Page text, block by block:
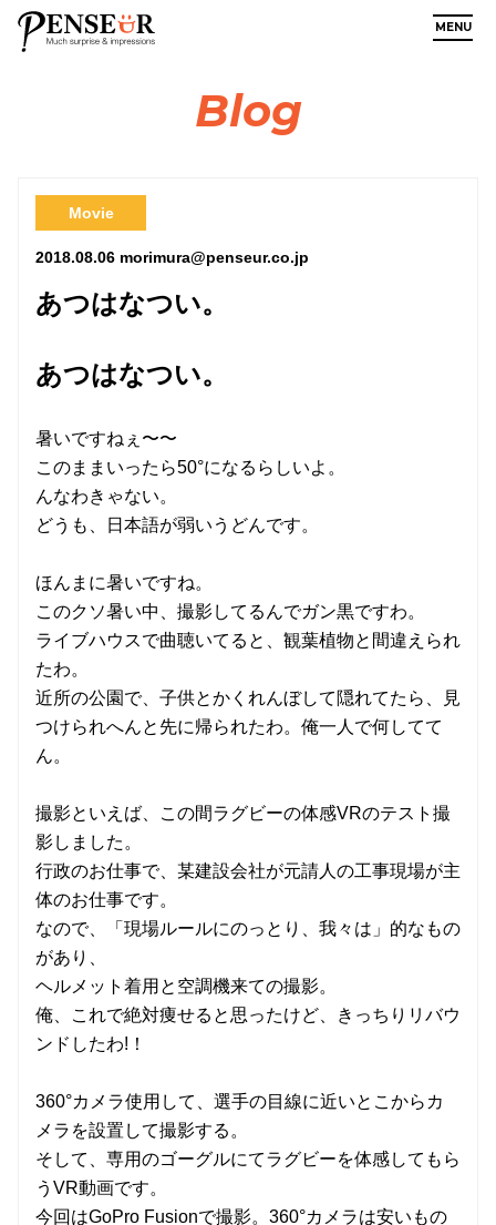
Blog
あつはなつい。
Movie
2018.08.06 morimura@penseur.co.jp
あつはなつい。
暑いですねぇ〜〜
このままいったら50°になるらしいよ。
んなわきゃない。
どうも、日本語が弱いうどんです。
ほんまに暑いですね。
このクソ暑い中、撮影してるんでガン黒ですわ。
ライブハウスで曲聴いてると、観葉植物と間違えられ
たわ。
近所の公園で、子供とかくれんぼして隠れてたら、見
つけられへんと先に帰られたわ。俺一人で何してて
ん。
撮影といえば、この間ラグビーの体感VRのテスト撮
影しました。
行政のお仕事で、某建設会社が元請人の工事現場が主
体のお仕事です。
なので、「現場ルールにのっとり、我々は」的なもの
があり、
ヘルメット着用と空調機来ての撮影。
俺、これで絶対痩せると思ったけど、きっちりリバウ
ンドしたわ!！
360°カメラ使用して、選手の目線に近いとこからカ
メラを設置して撮影する。
そして、専用のゴーグルにてラグビーを体感してもら
うVR動画です。
今回はGoPro Fusionで撮影。360°カメラは安いもの